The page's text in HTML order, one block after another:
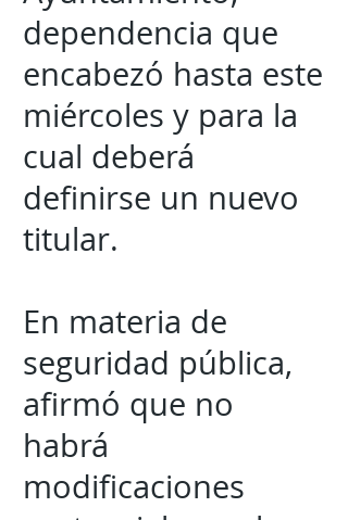
dependencia que
encabezó hasta este
miércoles y para la
cual deberá
definirse un nuevo
titular.
En materia de
seguridad pública,
afirmó que no
habrá
modificaciones